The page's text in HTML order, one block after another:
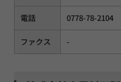
電話 0778-78-2104
ファクス -